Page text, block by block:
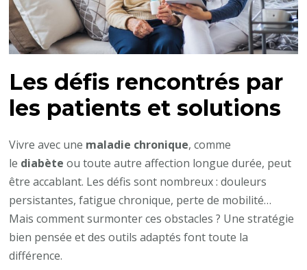
Les défis rencontrés par
les patients et solutions
Vivre avec une maladie chronique, comme
le diabète ou toute autre affection longue durée, peut
être accablant. Les défis sont nombreux : douleurs
persistantes, fatigue chronique, perte de mobilité…
Mais comment surmonter ces obstacles ? Une stratégie
bien pensée et des outils adaptés font toute la
différence.